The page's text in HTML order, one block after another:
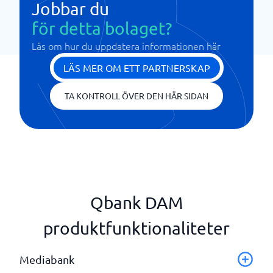
Jobbar du
för detta bolaget?
Läs om hur du uppdatera informationen här
LÄS MER OM ETT PARTNERSKAP
TA KONTROLL ÖVER DEN HÄR SIDAN
Qbank DAM
produktfunktionaliteter
Mediabank